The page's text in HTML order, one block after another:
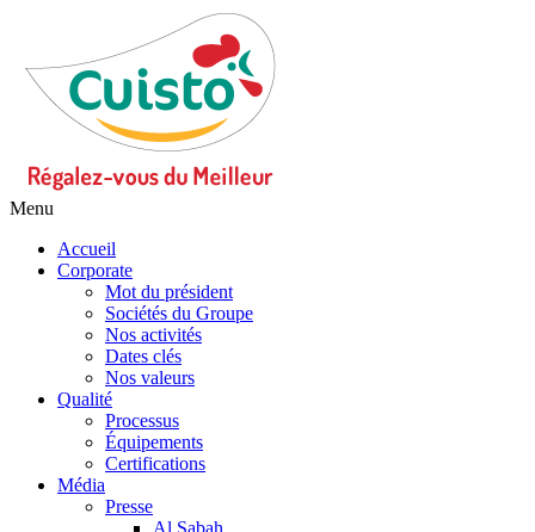
Menu
Accueil
Corporate
Mot du président
Sociétés du Groupe
Nos activités
Dates clés
Nos valeurs
Qualité
Processus
Équipements
Certifications
Média
Presse
Al Sabah